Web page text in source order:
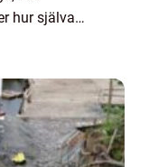
hur själva